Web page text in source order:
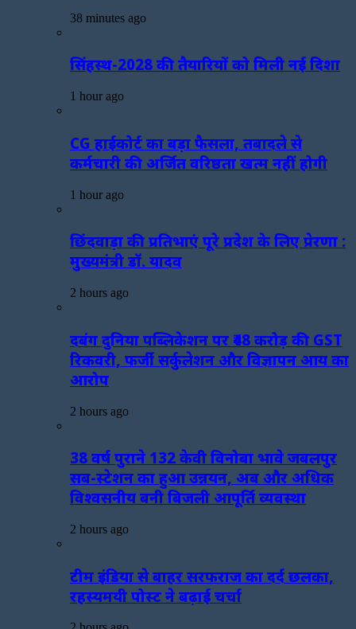
38 minutes ago
सिंहस्थ-2028 की तैयारियों को मिली नई दिशा
1 hour ago
CG हाईकोर्ट का बड़ा फैसला, तबादले से
कर्मचारी की अर्जित वरिष्ठता खत्म नहीं होगी
1 hour ago
छिंदवाड़ा की प्रतिभाएं पूरे प्रदेश के लिए प्रेरणा :
मुख्यमंत्री डॉ. यादव
2 hours ago
दबंग दुनिया पब्लिकेशन पर ₹48 करोड़ की GST
रिकवरी, फर्जी सर्कुलेशन और विज्ञापन आय का
आरोप
2 hours ago
38 वर्ष पुराने 132 केवी विनोबा भावे जबलपुर
सब-स्टेशन का हुआ उन्नयन, अब और अधिक
विश्वसनीय बनी बिजली आपूर्ति व्यवस्था
2 hours ago
टीम इंडिया से बाहर सरफराज का दर्द छलका,
रहस्यमयी पोस्ट ने बढ़ाई चर्चा